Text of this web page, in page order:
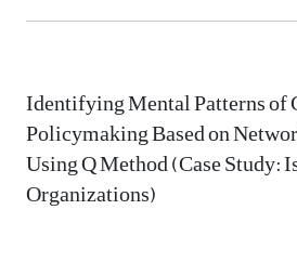
Identifying Mental Patterns of
Policymaking Based on
Using Q Method (Case Study:
Organizations)